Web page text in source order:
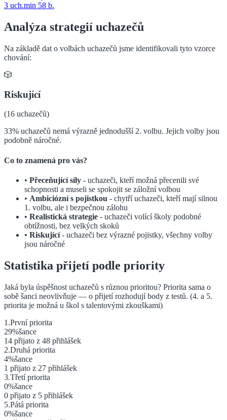
3 uch.min 58 b.
Analýza strategií uchazečů
Na základě dat o volbách uchazečů jsme identifikovali tyto vzorce
chování:
🎲
Riskující
(16 uchazečů)
33% uchazečů nemá výrazně jednodušší 2. volbu. Jejich volby jsou
podobně náročné.
Co to znamená pro vás?
• Přeceňující síly - uchazeči, kteří možná přecenili své
schopnosti a museli se spokojit se záložní volbou
• Ambiciózní s pojistkou - chytří uchazeči, kteří mají silnou
1. volbu, ale i bezpečnou zálohu
• Realistická strategie - uchazeči volící školy podobné
obtížnosti, bez velkých skoků
• Riskující- uchazeči bez výrazné pojistky, všechny volby
jsou náročné
Statistika přijetí podle priority
Jaká byla úspěšnost uchazečů s různou prioritou? Priorita sama o
sobě šanci neovlivňuje — o přijetí rozhodují body z testů. (4. a 5.
priorita je možná u škol s talentovými zkouškami)
1 .Prvnípriorita
29%šance
14 přijato z 48 přihlášek
2.Druhá priorita
4%šance
1 přijato z 27 přihlášek
3.Třetípriorita
0%šance
0 přijato z 5 přihlášek
5.Pátá priorita
0%šance